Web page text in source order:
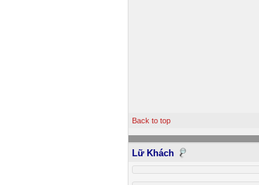
Back to top
Lữ Khách